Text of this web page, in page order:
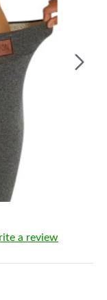
a review